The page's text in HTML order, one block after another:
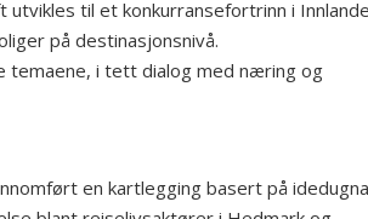
til et konkurransefortrinn i
på destinasjonsnivå.
temaene, i tett dialog med næring og
en kartlegging basert på